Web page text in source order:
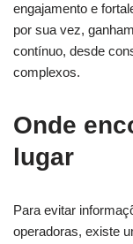
engajamento e
por sua vez,
contínuo, desde
complexos.
Onde
lugar
Para evitar
operadoras, existe